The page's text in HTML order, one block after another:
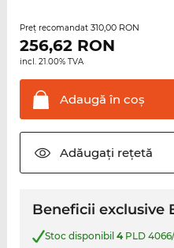
Preţ recomandat 310,00 RON
256,62RON
incl. 21.00% TVA
Adaugă în coş
Adăugați rețetă
Beneficii exclusive
Stoc disponibil 4PLD